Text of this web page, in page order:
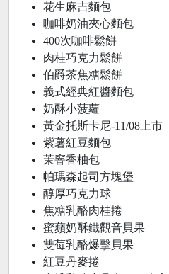
花生麻吉麵包
咖啡奶油夾心麵包
400次咖啡鬆餅
肉桂巧克力鬆餅
伯爵茶焦糖鬆餅
義式經典紅醬麵包
奶酥小菠蘿
黃金托斯卡尼-11/08上市
紫薯紅豆麵包
茉窨香柚包
帕瑪森起司方塊堡
醇厚巧克力球
焦糖乳酪肉桂捲
蜜蘋奶酥鐵觀音貝果
雙莓乳酪爆擊貝果
紅豆丹麥捲